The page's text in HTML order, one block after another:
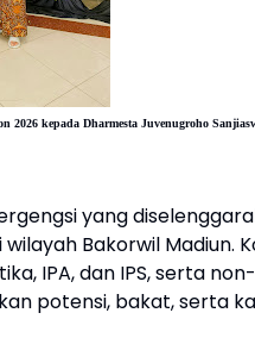
2026 kepada Dharmesta Juvenugroho
yang
Bakorwil Madiun.
IPA, dan IPS, serta
potensi, bakat, serta